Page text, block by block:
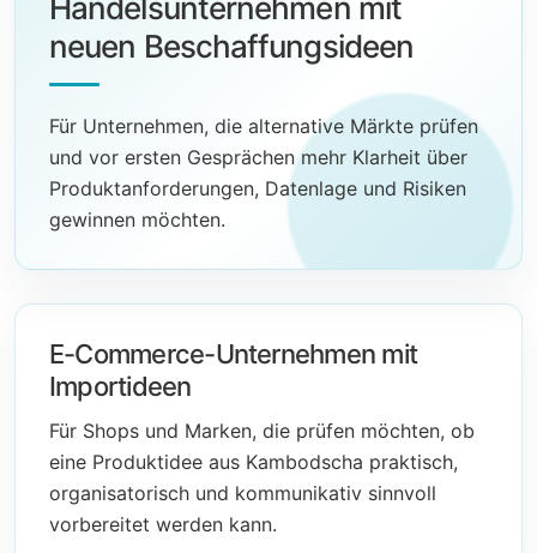
Handelsunternehmen mit
neuen Beschaffungsideen
Für Unternehmen, die alternative Märkte prüfen
und vor ersten Gesprächen mehr Klarheit über
Produktanforderungen, Datenlage und Risiken
gewinnen möchten.
E-Commerce-Unternehmen mit
Importideen
Für Shops und Marken, die prüfen möchten, ob
eine Produktidee aus Kambodscha praktisch,
organisatorisch und kommunikativ sinnvoll
vorbereitet werden kann.